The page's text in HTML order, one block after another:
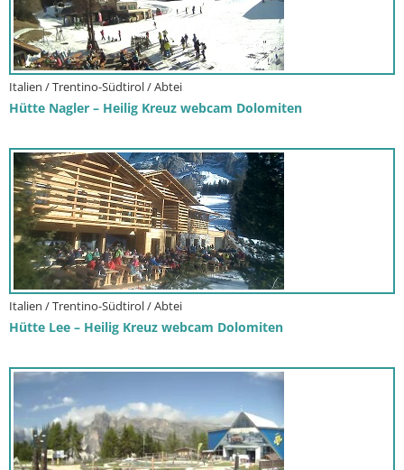
Italien / Trentino-Südtirol / Abtei
Hütte Nagler – Heilig Kreuz webcam Dolomiten
Italien / Trentino-Südtirol / Abtei
Hütte Lee – Heilig Kreuz webcam Dolomiten